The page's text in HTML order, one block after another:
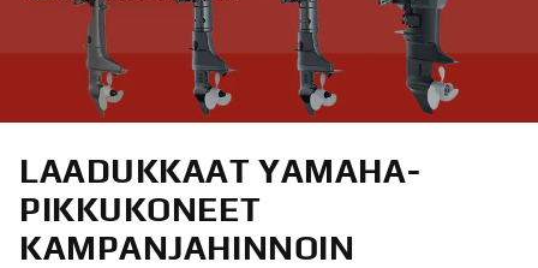
LAADUKKAAT YAMAHA-
PIKKUKONEET
KAMPANJAHINNOIN